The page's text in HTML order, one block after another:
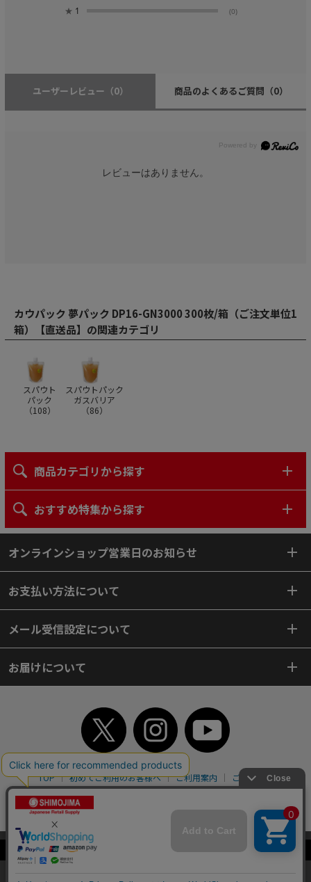
当サイトはクッキー（Cookie）を使用しています。Cookieの使用に同意いた
だける場合は「OK」をクリックしてください。
★ 1 (0)
ユーザーレビュー （0） 商品のよくあるご質問 （0）
レビューはありません。
カウパック 夢パック DP16-GN3000 300枚/箱（ご注文単位1
箱）【直送品】の関連カテゴリ
スパウト
パック
（108）
スパウトパック
ガスバリア
（86）
商品カテゴリから探す
おすすめ特集から探す
オンラインショップ営業日のお知らせ
お支払い方法について
メール受信設定について
お届けについて
TOP 初めてご利用のお客様へ ご利用案内
ご利用規約
個人情報保護方針
特定商取引法
会社案内
よくあるご質問
Copyright© 2018 SHIMOJIMA Co.,Ltd. All Rights Reserved.